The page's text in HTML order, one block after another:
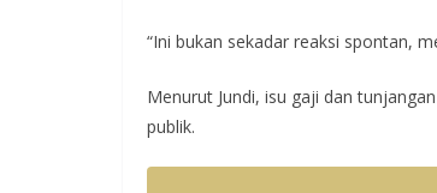
“Ini bukan sekadar reaksi spontan,
Menurut Jundi, isu gaji dan
publik.